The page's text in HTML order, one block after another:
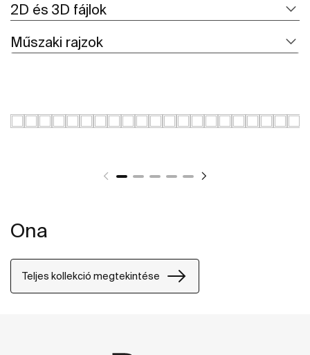
2D és 3D fájlok
Műszaki rajzok
Ona
Teljes kollekció megtekintése